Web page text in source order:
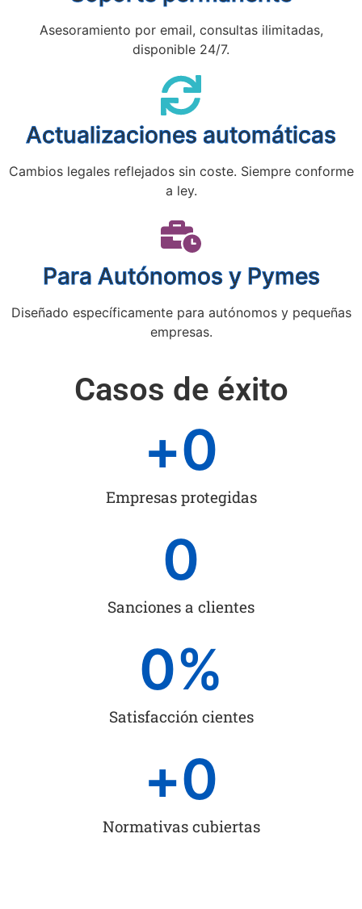
Asesoramiento por email, consultas ilimitadas,
disponible 24/7.
Actualizaciones automáticas
Cambios legales reflejados sin coste. Siempre conforme
a ley.
Para Autónomos y Pymes
Diseñado específicamente para autónomos y pequeñas
empresas.
Casos de éxito
Empresas protegidas
+0
Sanciones a clientes
0
Satisfacción cientes
0%
Normativas cubiertas
+0